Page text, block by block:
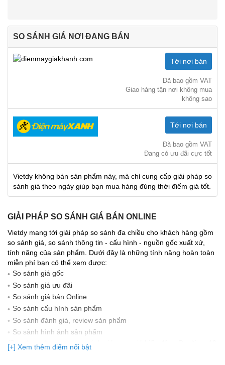
SO SÁNH GIÁ NƠI ĐANG BÁN
Tới nơi bán
Đã bao gồm VAT
Giao hàng tận nơi không mua
không sao
Tới nơi bán
Đã bao gồm VAT
Đang có ưu đãi cực tốt
Vietdy không bán sản phẩm này, mà chỉ cung cấp giải pháp so
sánh giá theo ngày giúp bạn mua hàng đúng thời điểm giá tốt.
GIẢI PHÁP SO SÁNH GIÁ BÁN ONLINE
Vietdy mang tới giải pháp so sánh đa chiều cho khách hàng gồm
so sánh giá, so sánh thông tin - cấu hình - nguồn gốc xuất xứ,
tính năng của sản phẩm. Dưới đây là những tính năng hoàn toàn
miễn phí bạn có thể xem được:
So sánh giá gốc
So sánh giá ưu đãi
So sánh giá bán Online
So sánh cấu hình sản phẩm
So sánh đánh giá, review sản phẩm
So sảnh hình ảnh sản phẩm
(Bạn đang được xem so sánh giá, xem giá biến động Realtime 10
lần cập nhật gần nhất)
[+] Xem thêm điểm nổi bật